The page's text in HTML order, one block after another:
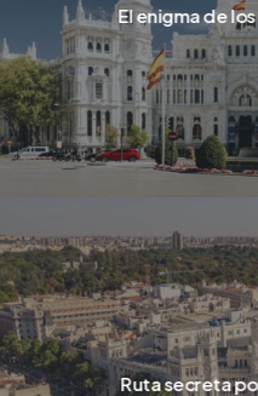
El enigma de
Ruta secreta